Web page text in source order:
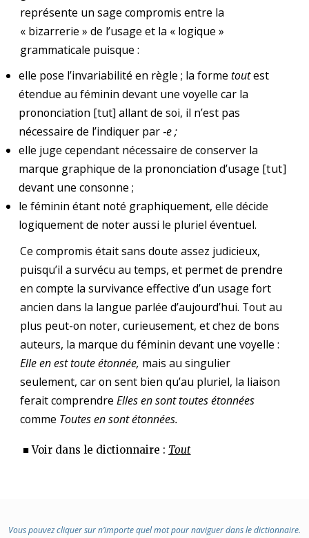
représente un sage compromis entre la
« bizarrerie » de l’usage et la « logique »
grammaticale puisque :
elle pose l’invariabilité en règle ; la forme toutest
étendue au féminin devant une voyelle car la
prononciation [tut] allant de soi, il n’est pas
nécessaire de l’indiquer par ‑e ;
elle juge cependant nécessaire de conserver la
marque graphique de la prononciation d’usage [tut]
devant une consonne ;
le féminin étant noté graphiquement, elle décide
logiquement de noter aussi le pluriel éventuel.
Ce compromis était sans doute assez judicieux,
puisqu’il a survécu au temps, et permet de prendre
en compte la survivance effective d’un usage fort
ancien dans la langue parlée d’aujourd’hui. Tout au
plus peut-on noter, curieusement, et chez de bons
auteurs, la marque du féminin devant une voyelle :
Elle en est toute étonnée, mais au singulier
seulement, car on sent bien qu’au pluriel, la liaison
ferait comprendreElles en sont toutes étonnées
comme Toutes en sont étonnées.
■ Voir dans le dictionnaire : Tout
Vous pouvez cliquer sur n’importe quel mot pour naviguer dans le dictionnaire.